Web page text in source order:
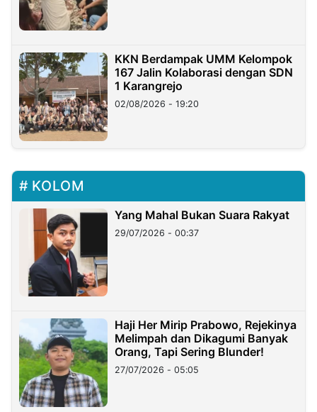
KKN Berdampak UMM Kelompok
167 Jalin Kolaborasi dengan SDN
1 Karangrejo
02/08/2026 - 19:20
KOLOM
Yang Mahal Bukan Suara Rakyat
29/07/2026 - 00:37
Haji Her Mirip Prabowo, Rejekinya
Melimpah dan Dikagumi Banyak
Orang, Tapi Sering Blunder!
27/07/2026 - 05:05